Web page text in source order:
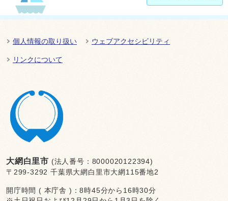
個人情報の取り扱い ウェブアクセシビリティ
リンクについて
大網白里市 (法人番号：8000020122394)
〒299-3292 千葉県大網白里市大網115番地2
開庁時間 ( 本庁舎 )：8時45分から16時30分